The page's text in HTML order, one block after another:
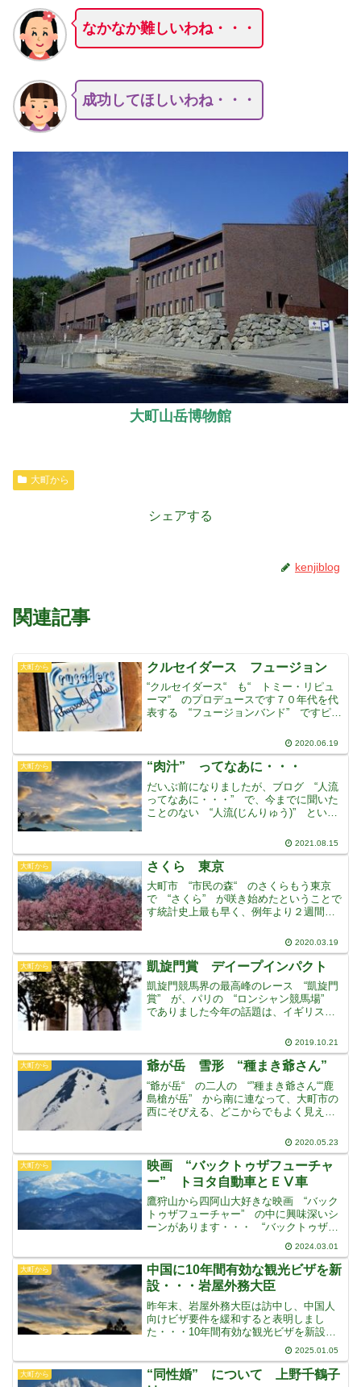
なかなか難しいわね・・・
成功してほしいわね・・・
大町山岳博物館
大町から
シェアする
kenjiblog
関連記事
大町から クルセイダース フュージョン
“クルセイダース“ も“ トミー・リピュ
ーマ“ のプロデュースです７０年代を代
表する “フュージョンバンド” ですピア
ラムス、テナーサックス、トロンボーン
たサウンド
2020.06.19
大町から “肉汁” ってなあに・・・
だいぶ前になりましたが、ブログ “人流
ってなあに・・・” で、今までに聞いた
ことのない “人流(じんりゅう)” という
書きましたコロナ以前、聞いたことのな
かったこの言葉は、いまや、コロナ関連
のニュース
2021.08.15
大町から さくら 東京
大町市 “市民の森“ のさくらもう東京
で “さくら” が咲き始めたということで
す統計史上最も早く、例年より２週間も
東京は “上野公園” や “新宿御苑” を
はじめ、さくらの名所が、たくさんあり
ます“目黒川
2020.03.19
大町から 凱旋門賞 デイープインパクト
凱旋門競馬界の最高峰のレース “凱旋門
賞” が、パリの “ロンシャン競馬場”
でありました今年の話題は、イギリス
ないませんでした日本の馬が、初めて凱
旋門賞に出走したのは、５０年前の “ス
ピードシンボリ
2019.10.21
大町から 爺が岳 雪形 “種まき爺さん”
“爺が岳“ の二人の “”種まき爺さん““鹿
島槍が岳” から南に連なって、大町市の
西にそびえる、どこからでもよく見え
峰、中央峰、南峰とはっきり、３つピー
に２人の “種まき
2020.05.23
大町から
映画 “バックトゥザフューチャ
ー” トヨタ自動車とＥⅤ車
鷹狩山から四阿山大好きな映画 “バック
トゥザフューチャー” の中に興味深いシ
ーンがあります・・・ “バックトゥザフ
ューチャー” というのは、もちろん誰も
が知っている “ロバート・ゼメキス” 監
督の傑作タイムトリップ映画ですよ
ね・・・1955
2024.03.01
大町から
中国に10年間有効な観光ビザを新
設・・・岩屋外務大臣
昨年末、岩屋外務大臣は訪中し、中国人
向けビザ要件を緩和すると表明しまし
た・・・10年間有効な観光ビザを新設す
るほか、団体観光ビザの滞在可能日数を
15日から30日に倍増したり、65歳以上は
滞在証明書を不要にしたり、３年間有効
の観光ビザ取得後３
2025.01.05
大町から
“同性婚” について 上野千鶴子